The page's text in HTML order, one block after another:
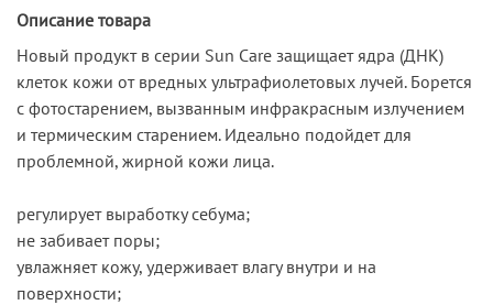
Описание товара
Новый продукт в серии Sun Care защищает ядра (ДНК)
клеток кожи от вредных ультрафиолетовых лучей. Борется
с фотостарением, вызванным инфракрасным излучением
и термическим старением. Идеально подойдет для
проблемной, жирной кожи лица.
регулирует выработку себума;
не забивает поры;
увлажняет кожу, удерживает влагу внутри и на
поверхности;